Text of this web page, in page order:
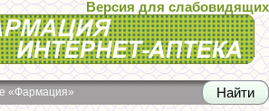
Версия для слабовидящих
«Фармация»